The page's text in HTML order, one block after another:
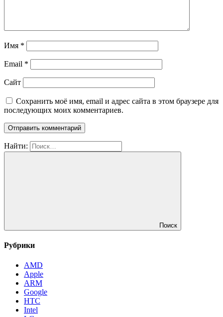
Имя *
Email *
Сайт
Сохранить моё имя, email и адрес сайта в этом браузере для
последующих моих комментариев.
Найти:
Поиск
Рубрики
AMD
Apple
ARM
Google
HTC
Intel